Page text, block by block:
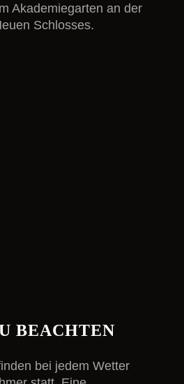
Akademiegarten an der
Schlosses.
BEACHTEN
bei jedem Wetter